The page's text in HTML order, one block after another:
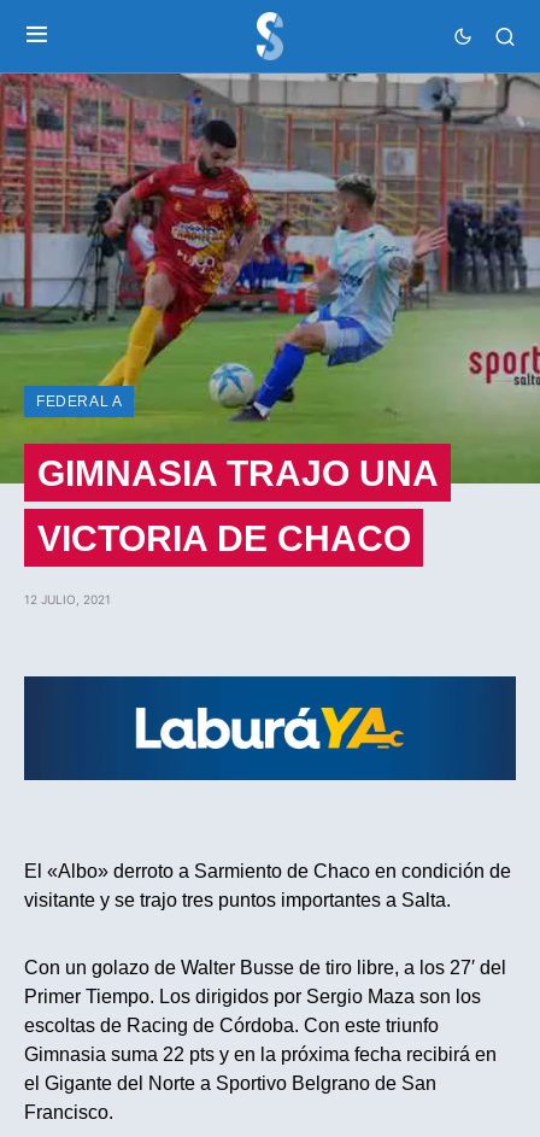
FEDERAL A
GIMNASIA TRAJO UNA
VICTORIA DE CHACO
12 JULIO, 2021
El «Albo» derroto a Sarmiento de Chaco en condición de
visitante y se trajo tres puntos importantes a Salta.
Con un golazo de Walter Busse de tiro libre, a los 27′ del
Primer Tiempo. Los dirigidos por Sergio Maza son los
escoltas de Racing de Córdoba. Con este triunfo
Gimnasia suma 22 pts y en la próxima fecha recibirá en
el Gigante del Norte a Sportivo Belgrano de San
Francisco.